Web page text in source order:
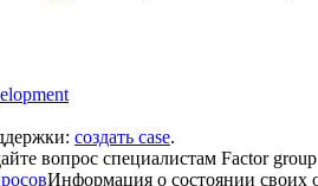
создать case.
вопрос специалистам Factor group
Информация о состоянии своих